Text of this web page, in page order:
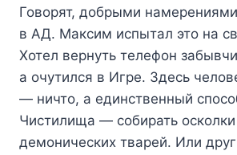
Говорят, добрыми
в АД. Максим испытал это на
Хотел вернуть телефон
а очутился в Игре. Здесь
— ничто, а единственный
Чистилища — собирать
демонических тварей. Или